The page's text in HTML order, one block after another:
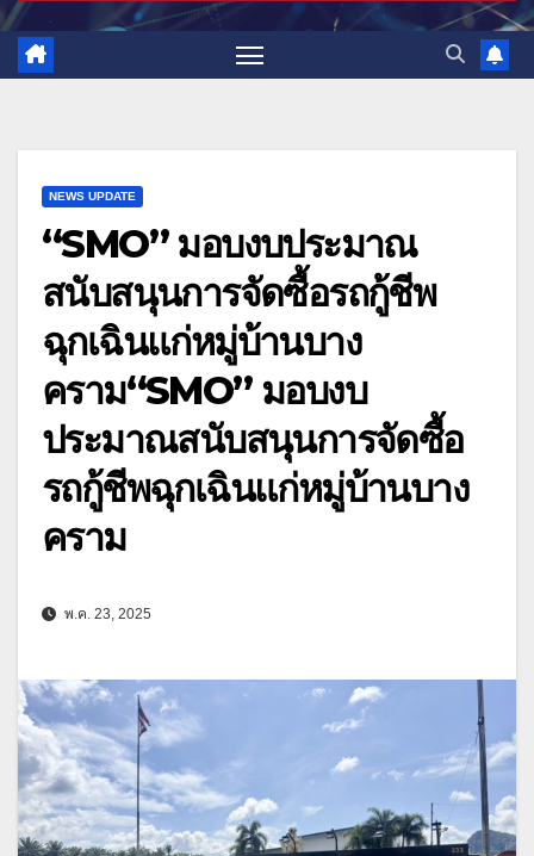
NEWS UPDATE
“SMO” มอบงบประมาณ
สนับสนุนการจัดซื้อรถกู้ชีพ
ฉุกเฉินแก่หมู่บ้านบาง
คราม“SMO” มอบงบ
ประมาณสนับสนุนการจัดซื้อ
รถกู้ชีพฉุกเฉินแก่หมู่บ้านบาง
คราม
พ.ค. 23, 2025